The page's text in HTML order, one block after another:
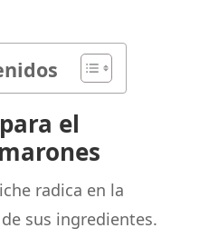
el
radica en la
sus ingredientes.